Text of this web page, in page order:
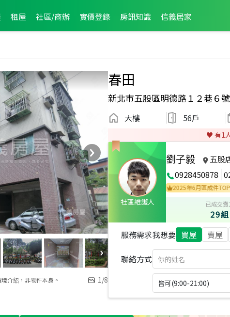
租屋 社區/商辦 實價登錄 房訊知識 信義居家
介紹，非物件本身。 1/8
春田
新北市五股區明德路１２巷６號
大樓 56戶
♥️ 有1
社區維護人
劉子毅
五股
0928450878
2025年6月區成件TOP3
已成交賣
29組
服務需求我想要 買屋 賣屋
聯絡方式
皆可(9:00-21:00)